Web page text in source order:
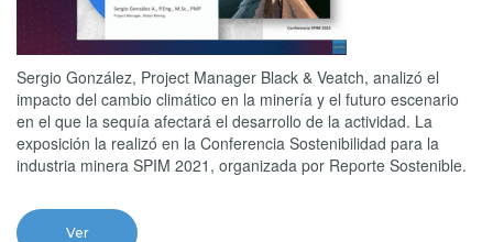
Sergio González, Project Manager Black & Veatch, analizó el
impacto del cambio climático en la minería y el futuro escenario
en el que la sequía afectará el desarrollo de la actividad. La
exposición la realizó en la Conferencia Sostenibilidad para la
industria minera SPIM 2021, organizada por Reporte Sostenible.
Ver